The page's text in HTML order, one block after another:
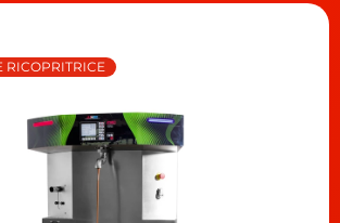
RICOPRITRICE